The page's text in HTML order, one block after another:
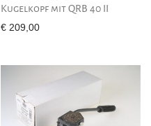
Kugelkopf mit QRB 40 II
€ 209,00